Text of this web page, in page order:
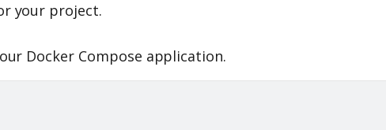
your project.
Docker Compose application.